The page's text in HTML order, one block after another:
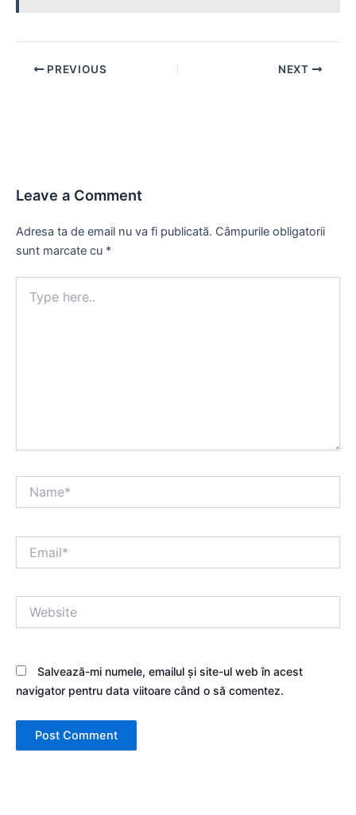
Post PREVIOUS NEXT
Leave a Comment
Adresa ta de email nu va fi publicată. Câmpurile obligatorii
sunt marcate cu *
here..
Salvează-mi numele, emailul și site-ul web în acest
navigator pentru data viitoare când o să comentez.